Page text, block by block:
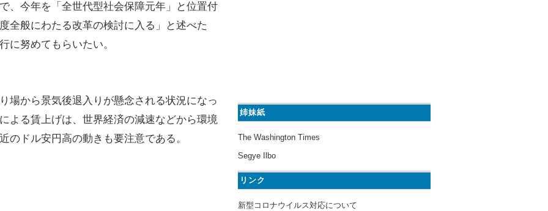
今年を「全世代型社会保障元年」と位置付
全般にわたる改革の検討に入る」と述べた
に努めてもらいたい。
から景気後退入りが懸念される状況になっ
よる賃上げは、世界経済の減速などから環境
のドル安円高の動きも要注意である。
姉妹紙
The Washington Times
Segye Ilbo
リンク
新型コロナウイルス対応について